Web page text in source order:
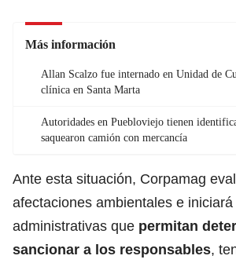
Más información
Allan Scalzo fue internado en Unidad de
clínica en Santa Marta
Autoridades en Puebloviejo tienen
saquearon camión con mercancía
Ante esta situación, Corpamag
afectaciones ambientales e
administrativas que permitan
sancionar a los responsables,